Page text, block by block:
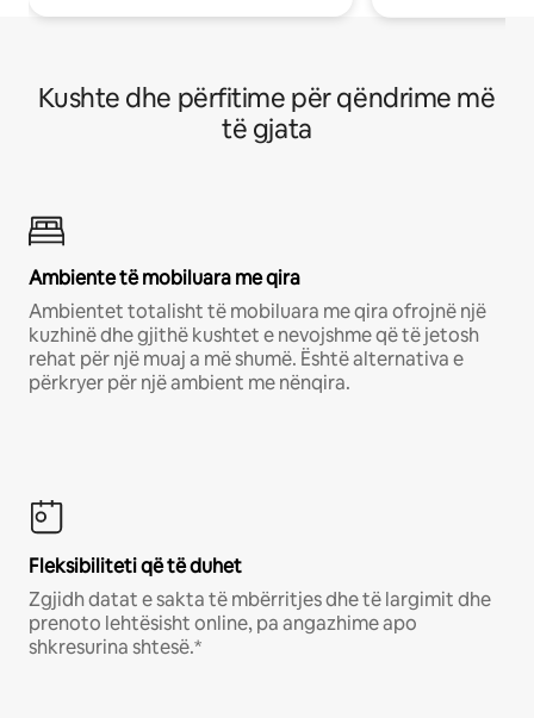
Kushte dhe përfitime për qëndrime më
të gjata
Ambiente të mobiluara me qira
Ambientet totalisht të mobiluara me qira ofrojnë një
kuzhinë dhe gjithë kushtet e nevojshme që të jetosh
rehat për një muaj a më shumë. Është alternativa e
përkryer për një ambient me nënqira.
Fleksibiliteti që të duhet
Zgjidh datat e sakta të mbërritjes dhe të largimit dhe
prenoto lehtësisht online, pa angazhime apo
shkresurina shtesë.*